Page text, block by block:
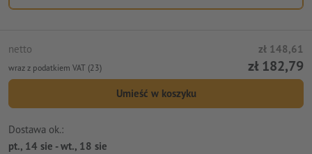
netto zł 148,61
wraz z podatkiem VAT (23) zł 182,79
Umieść w koszyku
Dostawa ok.:
pt., 14 sie - wt., 18 sie